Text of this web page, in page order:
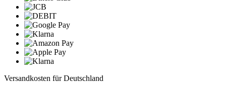
Versandkosten für Deutschland